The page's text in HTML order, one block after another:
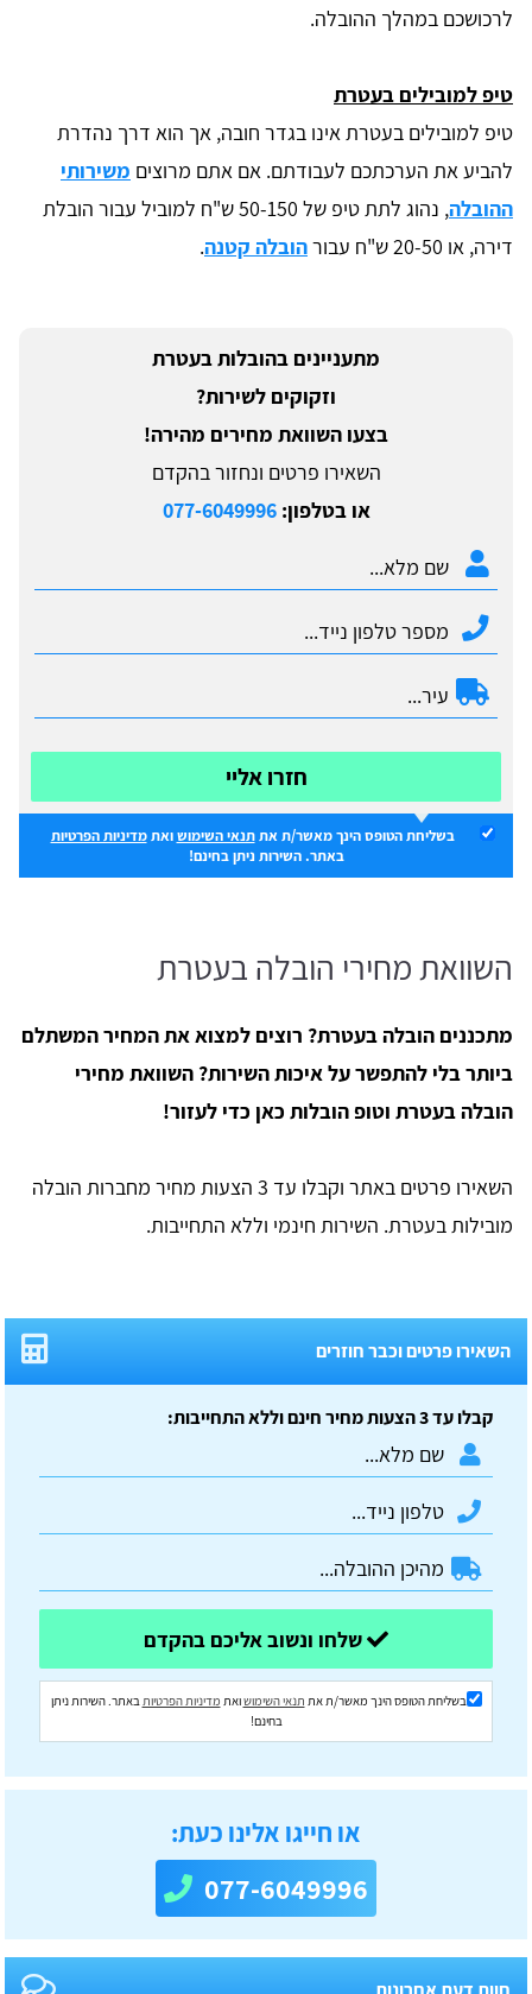
לרכושכם במהלך ההובלה.
טיפ למובילים בעטרת
טיפ למובילים בעטרת אינו בגדר חובה, אך הוא דרך נהדרת
להביע את הערכתכם לעבודתם. אם אתם מרוצים משירותי
ההובלה
, נהוג לתת טיפ של 50-150 ש"ח למוביל עבור הובלת
דירה, או 20-50 ש"ח עבור
הובלה קטנה.
מתעניינים בהובלות בעטרת
וזקוקים לשירות?
בצעו השוואת מחירים מהירה!
השאירו פרטים ונחזור בהקדם
או בטלפון:077-6049996
חזרו אליי
בשליחת הטופס הינך מאשר/ת אתתנאי השימושואתמדיניות הפרטיות
באתר. השירות ניתן בחינם!
השוואת מחירי הובלה בעטרת
מתכננים הובלה בעטרת? רוצים למצוא את המחיר המשתלם
ביותר בלי להתפשר על איכות השירות? השוואת מחירי
הובלה בעטרת וטופ הובלות כאן כדי לעזור!
השאירו פרטים באתר וקבלו עד 3 הצעות מחיר מחברות הובלה
מובילות בעטרת. השירות חינמי וללא התחייבות.
השאירו פרטים וכבר חוזרים
קבלו עד 3 הצעות מחיר חינם וללא התחייבות:
בשליחת הטופס הינך מאשר/ת את תנאי השימושואת מדיניות הפרטיותבאתר. השירות ניתן
בחינם!
או חייגו אלינו כעת:
077-6049996